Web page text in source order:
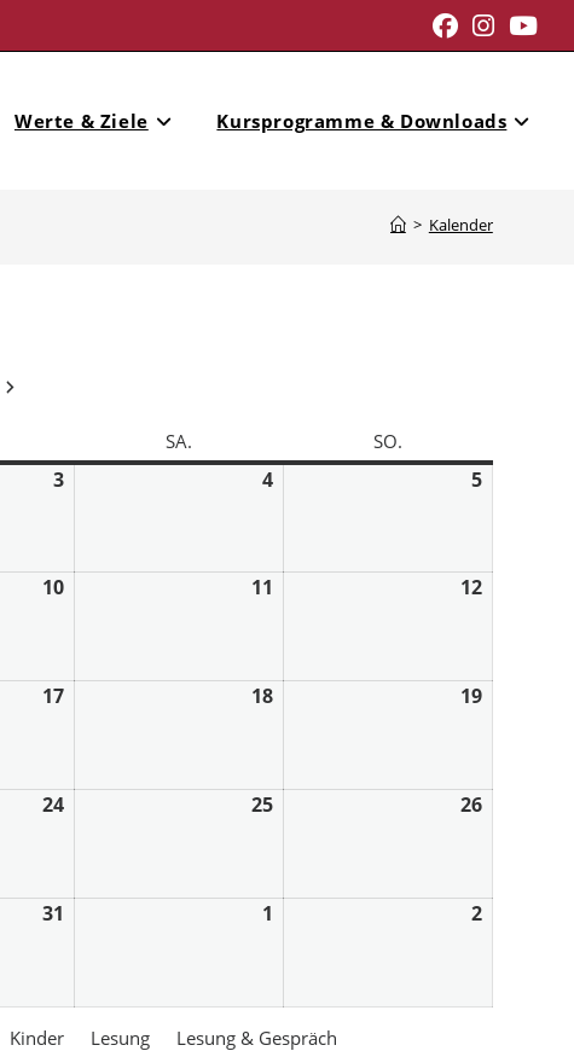
Werte & Ziele Kursprogramme & Downloads
> Kalender
SA. SO.
3 4 5
10 11 12
17 18 19
24 25 26
31 1 2
Kinder Lesung
Lesung & Gespräch